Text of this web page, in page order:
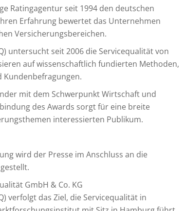
Ratingagentur seit 1994 den deutschen
Erfahrung bewertet das Unternehmen
Versicherungsbereichen.
untersucht seit 2006 die Servicequalität von
auf wissenschaftlich fundierten Methoden,
Kundenbefragungen.
mit dem Schwerpunkt Wirtschaft und
des Awards sorgt für eine breite
interessierten Publikum.
wird der Presse im Anschluss an die
GmbH & Co. KG
verfolgt das Ziel, die Servicequalität in